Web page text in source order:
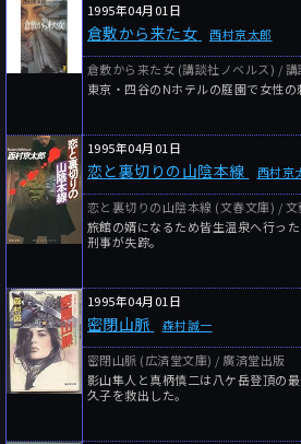
1995年04月01日
倉敷から来た女 西村京太郎
倉敷から来た女 (講談社ノベルス) / 講
東京・四谷のNホテルの庭園で女性の
1995年04月01日
恋と裏切りの山陰本線 西村京
恋と裏切りの山陰本線 (文春文庫) / 文
旅館の婿になるため皆生温泉へ行っ
刑事が失踪。
1995年04月01日
密閉山脈 森村誠一
密閉山脈 (広済堂文庫) / 廣済堂出版
影山隼人と真柄慎二は八ケ岳登頂の
久子を救出した。